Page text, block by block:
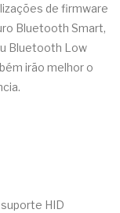
de firmware
Bluetooth Smart,
Bluetooth Low
irão melhor o
HID